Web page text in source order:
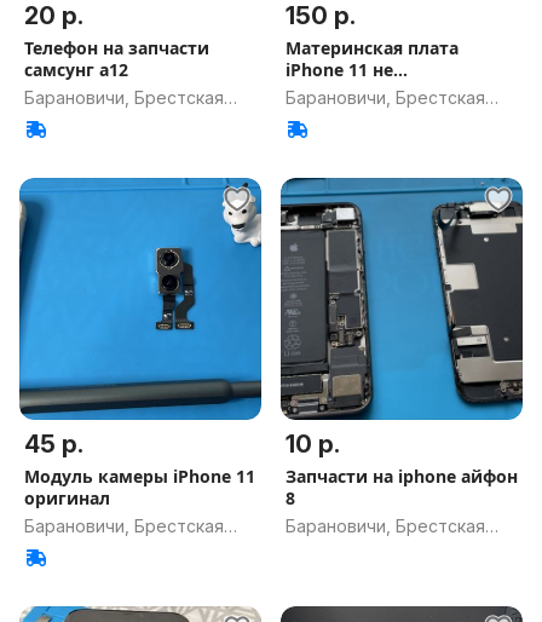
20 р.
Телефон на запчасти
самсунг а12
Барановичи, Брестская
обл.
150 р.
Материнская плата
iPhone 11 не
заблокирована Айфон
Барановичи, Брестская
обл.
45 р.
Модуль камеры iPhone 11
оригинал
Барановичи, Брестская
обл.
10 р.
Запчасти на iphone айфон
8
Барановичи, Брестская